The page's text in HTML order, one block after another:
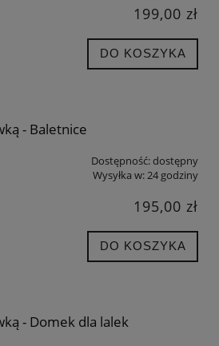
199,00 zł
DO KOSZYKA
- Baletnice
Dostępność:dostępny
Wysyłka w:24 godziny
195,00 zł
DO KOSZYKA
- Domek dla lalek